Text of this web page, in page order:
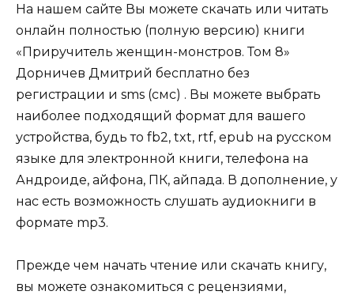
На нашем сайте Вы можете скачать или читать
онлайн полностью (полную версию) книги
«Приручитель женщин-монстров. Том 8»
Дорничев Дмитрий бесплатно без
регистрации и sms (смс) . Вы можете выбрать
наиболее подходящий формат для вашего
устройства, будь то fb2, txt, rtf, epub на русском
языке для электронной книги, телефона на
Андроиде, айфона, ПК, айпада. В дополнение, у
нас есть возможность слушать аудиокниги в
формате mp3.
Прежде чем начать чтение или скачать книгу,
вы можете ознакомиться с рецензиями,